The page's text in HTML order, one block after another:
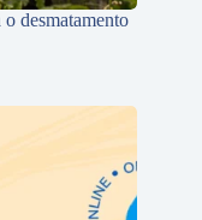
desmatamento